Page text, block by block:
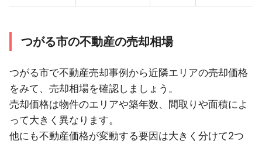
つがる市の不動産の売却相場
つがる市で不動産売却事例から近隣エリアの売却価格
をみて、売却相場を確認しましょう。
売却価格は物件のエリアや築年数、間取りや面積によ
って大きく異なります。
他にも不動産価格が変動する要因は大きく分けて2つ